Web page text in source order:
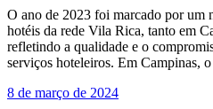
O ano de 2023 foi marcado por um
hotéis da rede Vila Rica, tanto em
refletindo a qualidade e o
serviços hoteleiros. Em Campinas,
8 de março de 2024